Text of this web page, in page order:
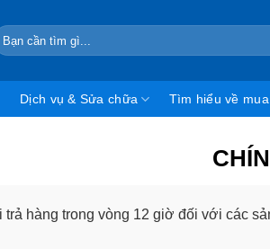
Dịch vụ & Sửa chữa Tìm hiểu về
trả hàng trong vòng 12 giờ đối với các